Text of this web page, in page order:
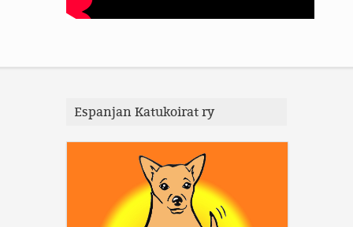
Espanjan Katukoirat ry